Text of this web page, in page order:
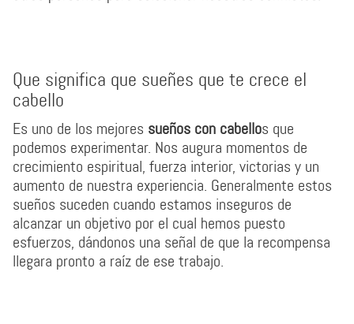
Que significa que sueñes que te crece el
cabello
Es uno de los mejores sueños con cabellos que
podemos experimentar. Nos augura momentos de
crecimiento espiritual, fuerza interior, victorias y un
aumento de nuestra experiencia. Generalmente estos
sueños suceden cuando estamos inseguros de
alcanzar un objetivo por el cual hemos puesto
esfuerzos, dándonos una señal de que la recompensa
llegara pronto a raíz de ese trabajo.